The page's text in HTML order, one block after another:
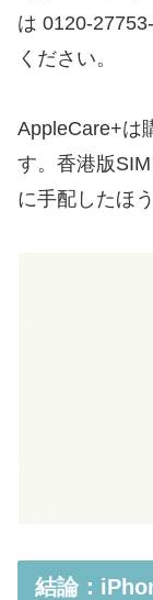
は 0120-
ください。
AppleCare+は
す。香港版
に手配したほ
結論：